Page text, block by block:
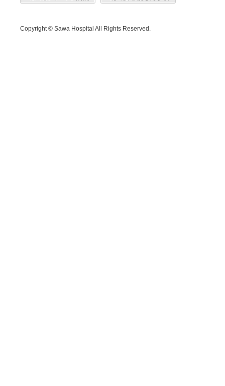
Copyright © Sawa Hospital All Rights Reserved.